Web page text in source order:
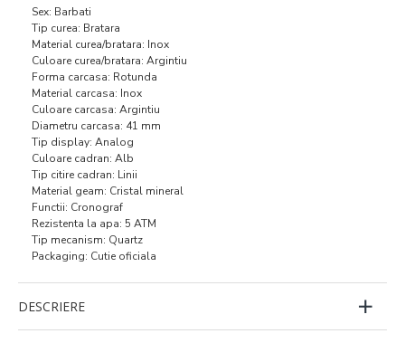
Sex: Barbati
Tip curea: Bratara
Material curea/bratara: Inox
Culoare curea/bratara: Argintiu
Forma carcasa: Rotunda
Material carcasa: Inox
Culoare carcasa: Argintiu
Diametru carcasa: 41 mm
Tip display: Analog
Culoare cadran: Alb
Tip citire cadran: Linii
Material geam: Cristal mineral
Functii: Cronograf
Rezistenta la apa: 5 ATM
Tip mecanism: Quartz
Packaging: Cutie oficiala
DESCRIERE